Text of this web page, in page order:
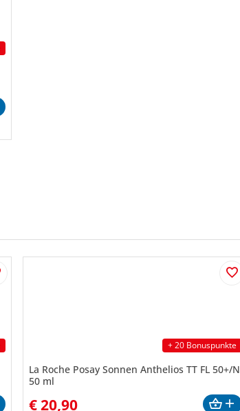
+ 20 Bonuspunkte
La Roche Posay Sonnen Anthelios TT FL 50+/N
50 ml
€20,90